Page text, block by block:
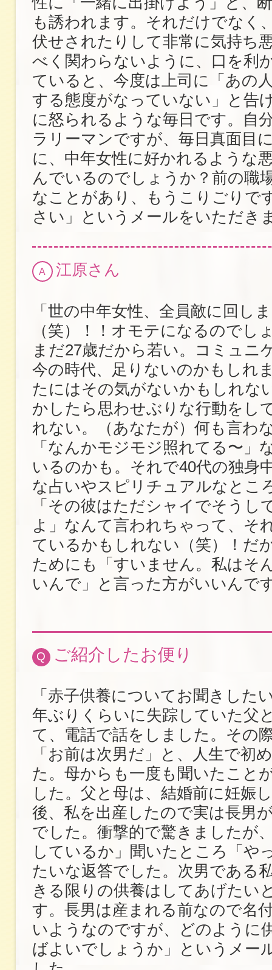
も誘われます。それだけでなく
伏せされたりして非常に気持ち
べく関わらないように、口を利
ていると、今度は上司に「あの
する態度がなっていない」と告
に怒られるような毎日です。自
ラリーマンですが、毎日真面目
に、中年女性に好かれるような
んでいるのでしょうか？前の職
なことがあり、もうこりごりで
さい」というメールをいただき
A 江原さん
「世の中年女性、全員敵に回し
（笑）！！オモテになるのでし
まだ27歳だから若い。コミュニ
今の時代、足りないのかもしれ
たにはその気がないかもしれな
かしたら思わせぶりな行動をし
れない。（あなたが）何も言わ
「なんかモジモジ照れてる〜」
いるのかも。それで40代の独身
な占いやスピリチュアルなとこ
「その彼はただシャイでそうし
よ」なんて言われちゃって、そ
ているかもしれない（笑）！だ
ためにも「すいません。私はそ
いんで」と言った方がいいんで
Q ご紹介したお便り
「赤子供養についてお聞きした
年ぶりくらいに失踪していた父
て、電話で話をしました。その
「お前は次男だ」と、人生で初
た。母からも一度も聞いたこと
した。父と母は、結婚前に妊娠
後、私を出産したので実は長男
でした。衝撃的で驚きましたが
しているか」聞いたところ「や
たいな返答でした。次男である
きる限りの供養はしてあげたい
す。長男は産まれる前なので名
いようなのですが、どのように
ばよいでしょうか」というメー